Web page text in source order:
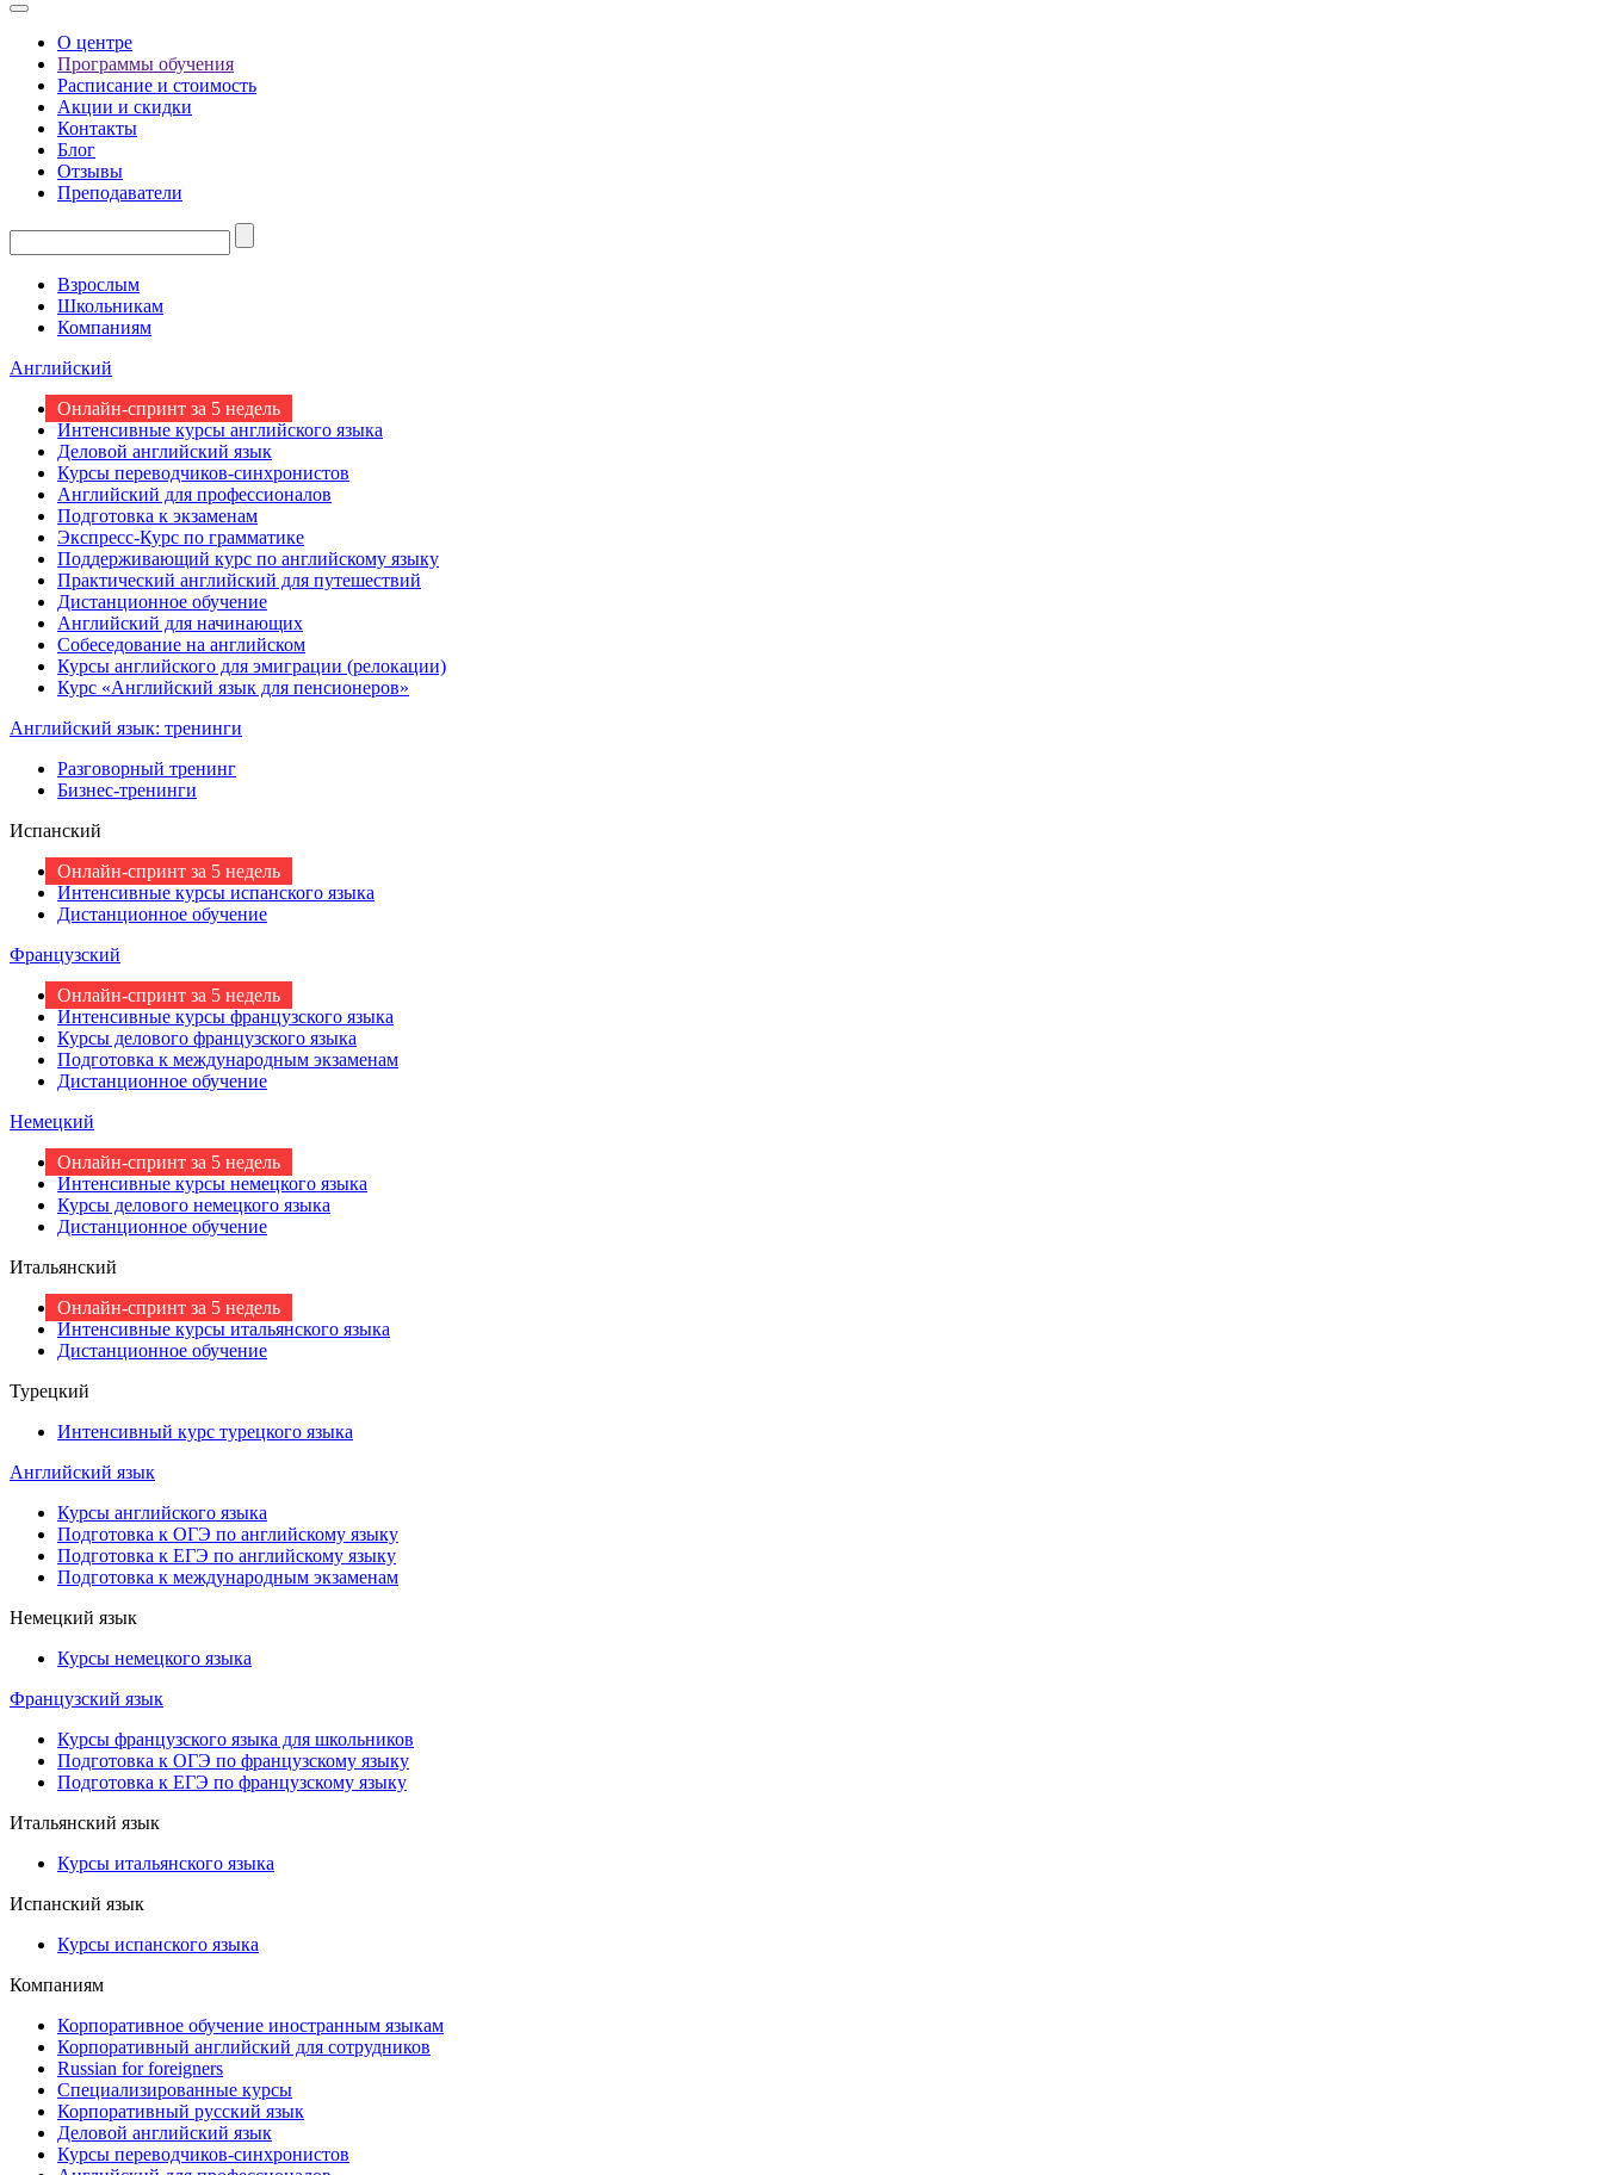
О центре
Программы обучения
Расписание и стоимость
Акции и скидки
Контакты
Блог
Отзывы
Преподаватели
Взрослым
Школьникам
Компаниям
Английский
Онлайн-спринт за 5 недель
Интенсивные курсы английского языка
Деловой английский язык
Курсы переводчиков-синхронистов
Английский для профессионалов
Подготовка к экзаменам
Экспресс-Курс по грамматике
Поддерживающий курс по английскому языку
Практический английский для путешествий
Дистанционное обучение
Английский для начинающих
Собеседование на английском
Курсы английского для эмиграции (релокации)
Курс «Английский язык для пенсионеров»
Английский язык: тренинги
Разговорный тренинг
Бизнес-тренинги
Испанский
Онлайн-спринт за 5 недель
Интенсивные курсы испанского языка
Дистанционное обучение
Французский
Онлайн-спринт за 5 недель
Интенсивные курсы французского языка
Курсы делового французского языка
Подготовка к международным экзаменам
Дистанционное обучение
Немецкий
Онлайн-спринт за 5 недель
Интенсивные курсы немецкого языка
Курсы делового немецкого языка
Дистанционное обучение
Итальянский
Онлайн-спринт за 5 недель
Интенсивные курсы итальянского языка
Дистанционное обучение
Турецкий
Интенсивный курс турецкого языка
Английский язык
Курсы английского языка
Подготовка к ОГЭ по английскому языку
Подготовка к ЕГЭ по английскому языку
Подготовка к международным экзаменам
Немецкий язык
Курсы немецкого языка
Французский язык
Курсы французского языка для школьников
Подготовка к ОГЭ по французскому языку
Подготовка к ЕГЭ по французскому языку
Итальянский язык
Курсы итальянского языка
Испанский язык
Курсы испанского языка
Компаниям
Корпоративное обучение иностранным языкам
Корпоративный английский для сотрудников
Russian for foreigners
Специализированные курсы
Корпоративный русский язык
Деловой английский язык
Курсы переводчиков-синхронистов